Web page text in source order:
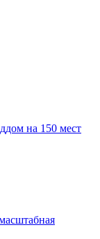
на 150 мест